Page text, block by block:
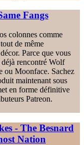
Fangs
colonnes comme
de même
Parce que vous
déjà rencontré Wolf
ou Moonface. Sachez
maintenant sous
en forme définitive
Patreon.
- The Besnard
Nation